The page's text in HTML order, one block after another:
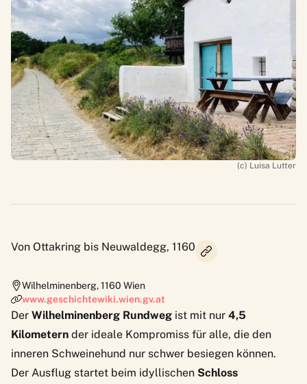
(c) Luisa Lutter
Von Ottakring bis Neuwaldegg, 1160
Wilhelminenberg,1160 Wien
www.geschichtewiki.wien.gv.at
Der Wilhelminenberg Rundweg ist mit nur 4,5
Kilometern der ideale Kompromiss für alle, die den
inneren Schweinehund nur schwer besiegen können.
Der Ausflug startet beim idyllischen Schloss